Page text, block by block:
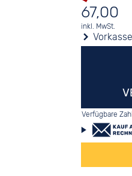
67,00
inkl. MwSt.
Verfügbare